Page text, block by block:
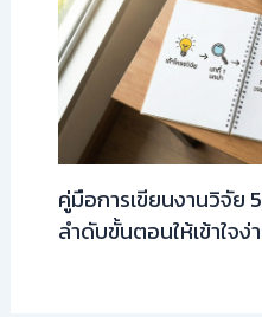
คู่มือการเขียนงานวิจัย
ลำดับขั้นตอนให้เข้าใจง่